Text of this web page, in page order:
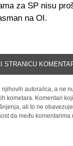
za SP nisu
na OI.
STRANICU
autora/ica, a ne
kometara. Komentari
ali to ne
da među